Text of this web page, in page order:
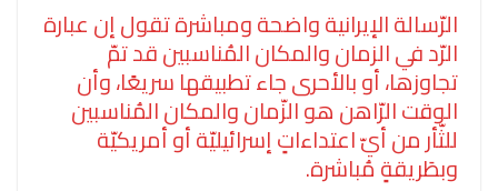
الرّسالة الإيرانية واضحة ومباشرة تقول إن عبارة
الرّد في الزمان والمكان المُناسبين قد تمّ
تجاوزها، أو بالأحرى جاء تطبيقها سريعًا، وأن
الوقت الرّاهن هو الزّمان والمكان المُناسبين
للثّأر من أيّ اعتداءاتٍ إسرائيليّة أو أمريكيّة
وبطَريقةٍ مُباشرة.